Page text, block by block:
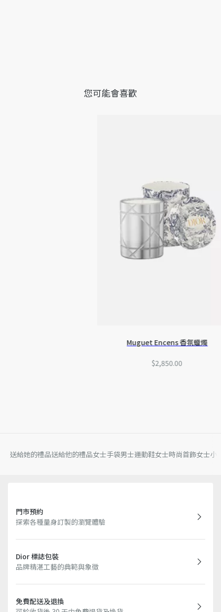
您可能會喜歡
Muguet Encens 香氛蠟燭
$2,850.00
送給她的禮品送給他的禮品女士手袋男士運動鞋女士時尚首飾女士小
門市預約
探索各種量身訂製的瀏覽體驗
Dior 標誌包裝
品牌精湛工藝的典範與象徵
免費配送及退換